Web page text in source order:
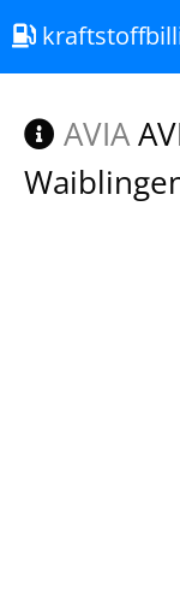
AVIA